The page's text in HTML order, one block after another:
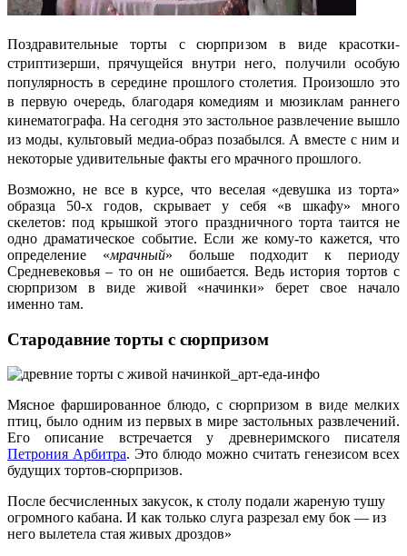
Поздравительные торты с сюрпризом в виде красотки-
стриптизерши, прячущейся внутри него, получили особую
популярность в середине прошлого столетия. Произошло это
в первую очередь, благодаря комедиям и мюзиклам раннего
кинематографа. На сегодня это застольное развлечение вышло
из моды, культовый медиа-образ позабылся. А вместе с ним и
некоторые удивительные факты его мрачного прошлого.
Возможно, не все в курсе, что веселая «девушка из торта»
образца 50-х годов, скрывает у себя «в шкафу» много
скелетов: под крышкой этого праздничного торта таится не
одно драматическое событие. Если же кому-то кажется, что
определение «мрачный» больше подходит к периоду
Средневековья – то он не ошибается. Ведь история тортов с
сюрпризом в виде живой «начинки» берет свое начало
именно там.
Стародавние торты с сюрпризом
Мясное фаршированное блюдо, с сюрпризом в виде мелких
птиц, было одним из первых в мире застольных развлечений.
Его описание встречается у древнеримского писателя
Петрония Арбитра. Это блюдо можно считать генезисом всех
будущих тортов-сюрпризов.
После бесчисленных закусок, к столу подали жареную тушу
огромного кабана. И как только слуга разрезал ему бок — из
него вылетела стая живых дроздов»